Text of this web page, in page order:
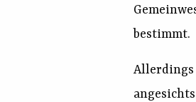
bestimmt.
Allerdings